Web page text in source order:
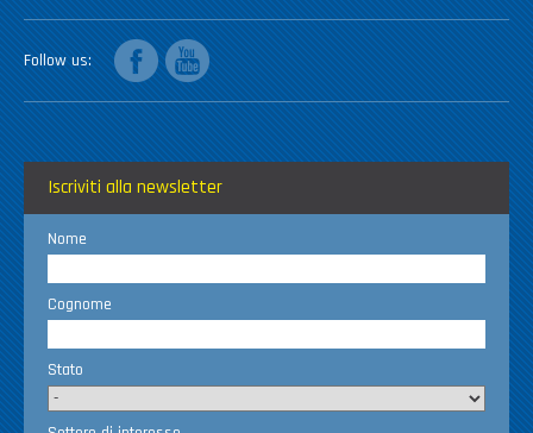
Follow us
facebookyoutube
Iscriviti alla newsletter
Nome
Cognome
Stato